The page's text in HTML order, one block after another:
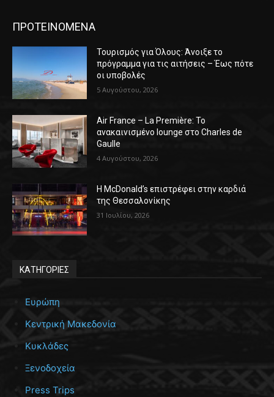
ΠΡΟΤΕΙΝΟΜΕΝΑ
Τουρισμός για Όλους: Άνοιξε το
πρόγραμμα για τις αιτήσεις – Έως πότε
οι υποβολές
5 Αυγούστου, 2026
Air France – La Première: Το
ανακαινισμένο lounge στο Charles de
Gaulle
4 Αυγούστου, 2026
Η McDonald’s επιστρέφει στην καρδιά
της Θεσσαλονίκης
31 Ιουλίου, 2026
ΚΑΤΗΓΟΡΙΕΣ
Ευρώπη
Κεντρική Μακεδονία
Κυκλάδες
Ξενοδοχεία
Press Trips